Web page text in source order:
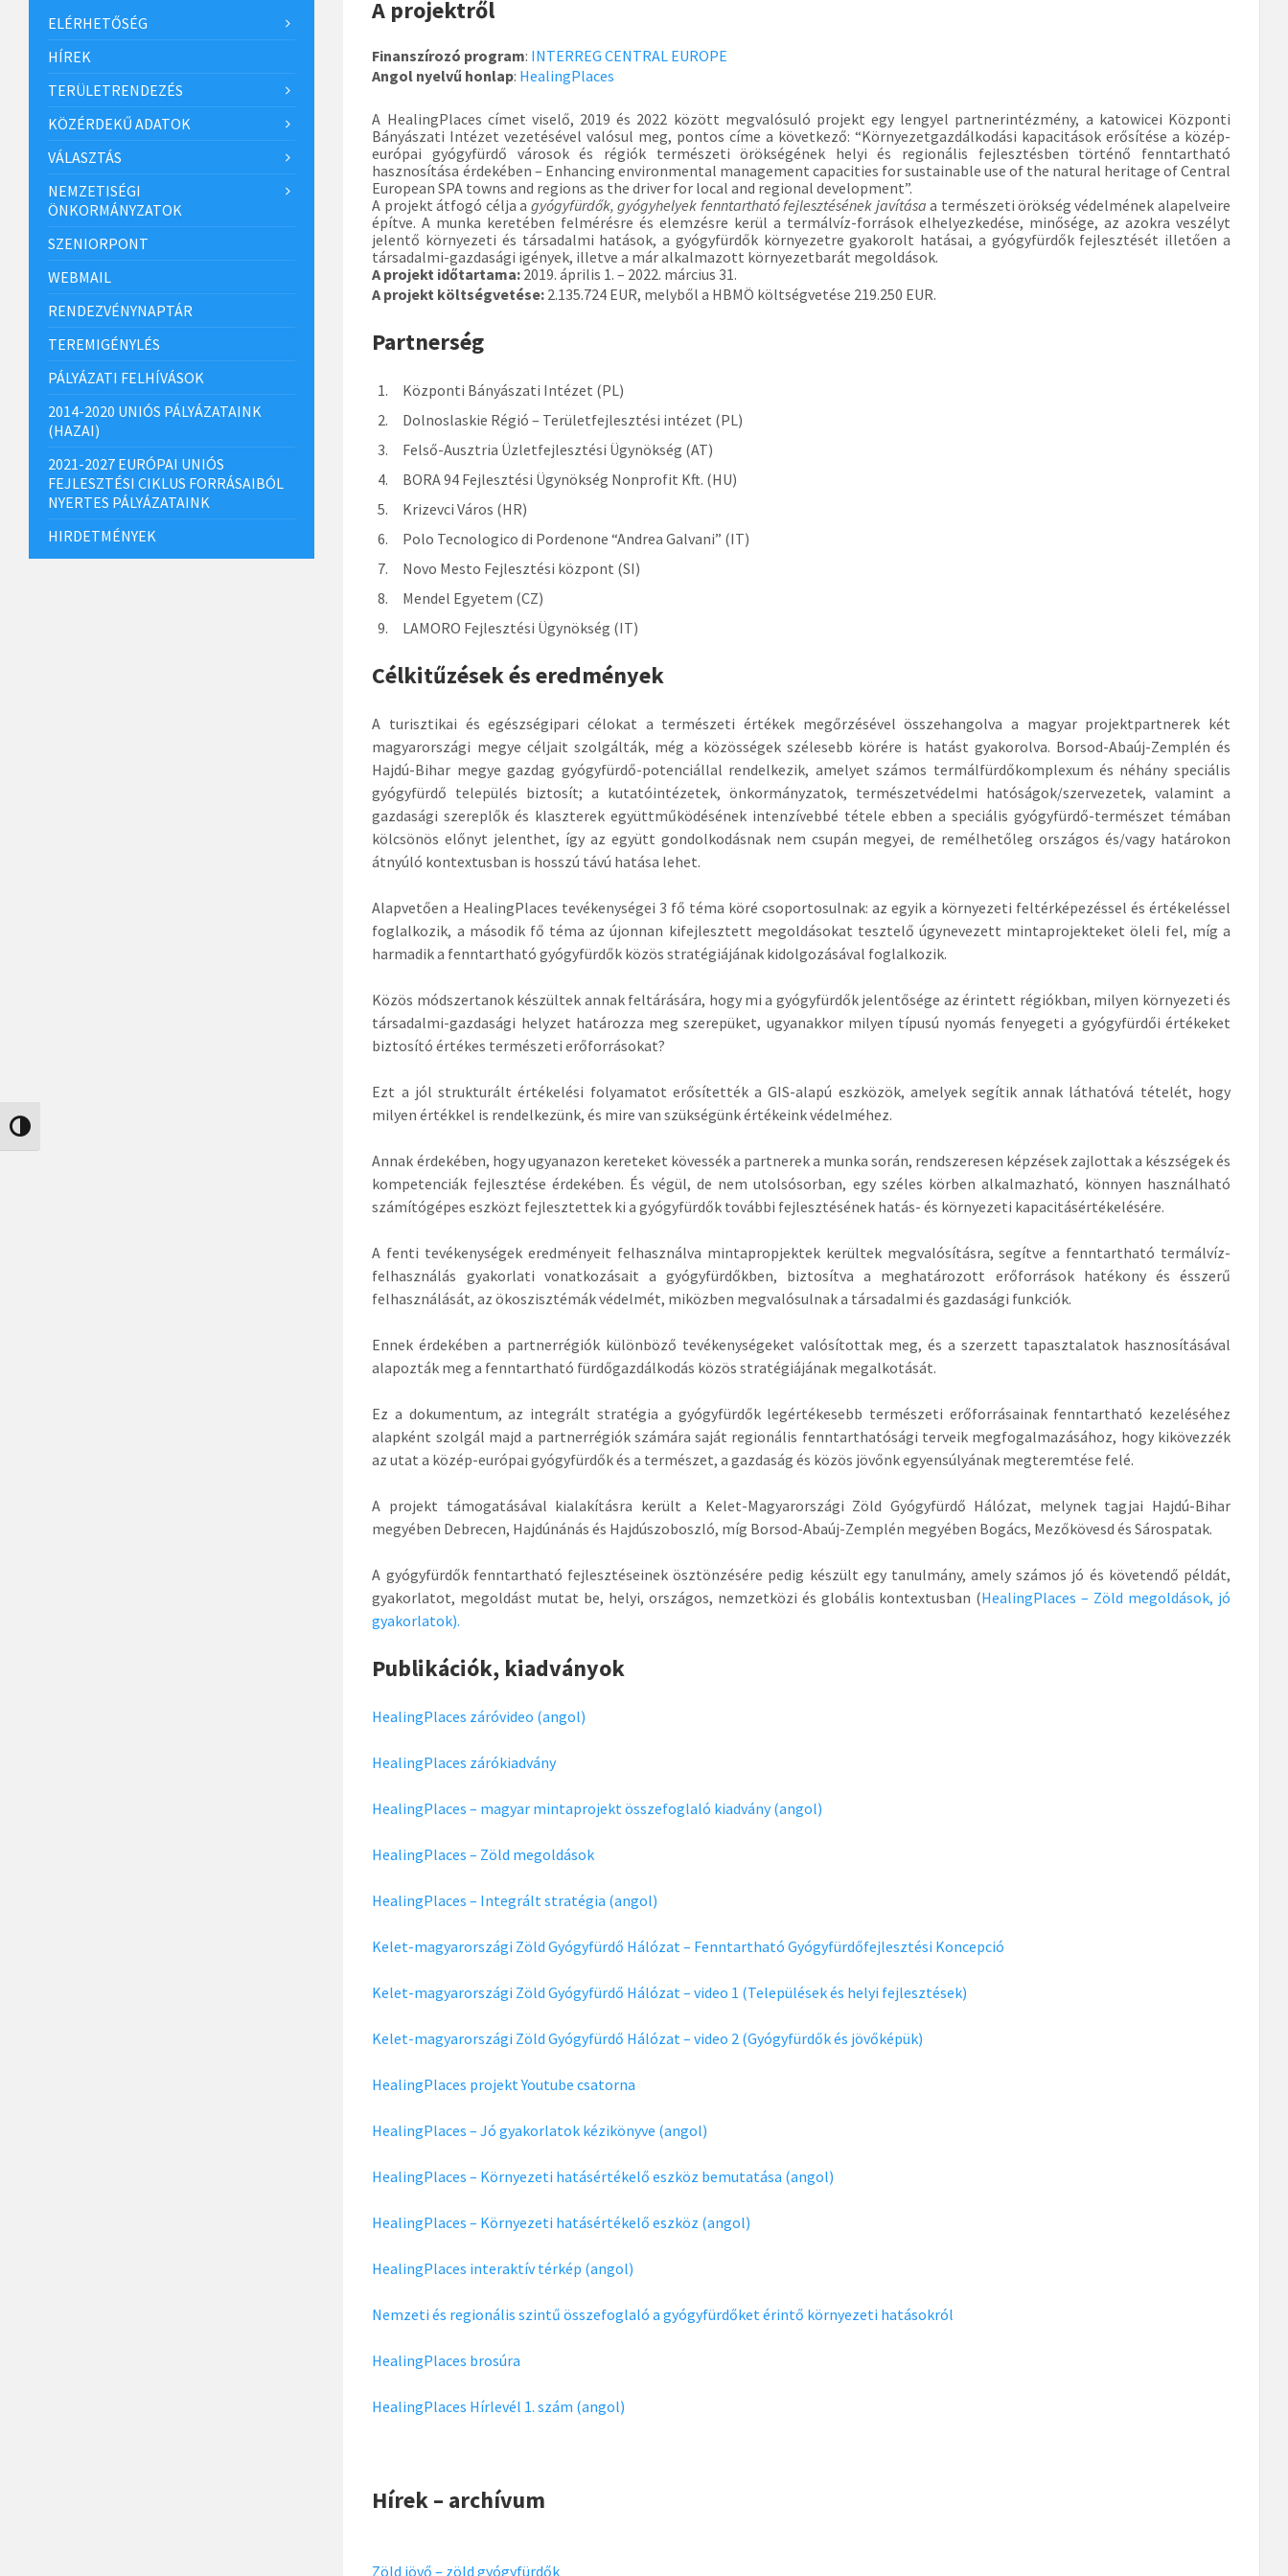
Nagy kontraszt váltása
A projektről
Finanszírozó program: INTERREG CENTRAL EUROPE
Angol nyelvű honlap: HealingPlaces
A HealingPlaces címet viselő, 2019 és 2022 között megvalósuló projekt egy lengyel partnerintézmény, a katowicei Központi
Bányászati Intézet vezetésével valósul meg, pontos címe a következő: “Környezetgazdálkodási kapacitások erősítése a közép-
európai gyógyfürdő városok és régiók természeti örökségének helyi és regionális fejlesztésben történő fenntartható
hasznosítása érdekében – Enhancing environmental management capacities for sustainable use of the natural heritage of Central
European SPA towns and regions as the driver for local and regional development”.
A projekt átfogó célja a gyógyfürdők, gyógyhelyek fenntartható fejlesztésének javítása a természeti örökség védelmének alapelveire
építve. A munka keretében felmérésre és elemzésre kerül a termálvíz-források elhelyezkedése, minősége, az azokra veszélyt
jelentő környezeti és társadalmi hatások, a gyógyfürdők környezetre gyakorolt hatásai, a gyógyfürdők fejlesztését illetően a
társadalmi-gazdasági igények, illetve a már alkalmazott környezetbarát megoldások.
A projekt időtartama: 2019. április 1. – 2022. március 31.
A projekt költségvetése: 2.135.724 EUR, melyből a HBMÖ költségvetése 219.250 EUR.
Partnerség
Központi Bányászati Intézet (PL)
Dolnoslaskie Régió – Területfejlesztési intézet (PL)
Felső-Ausztria Üzletfejlesztési Ügynökség (AT)
BORA 94 Fejlesztési Ügynökség Nonprofit Kft. (HU)
Krizevci Város (HR)
Polo Tecnologico di Pordenone “Andrea Galvani” (IT)
Novo Mesto Fejlesztési központ (SI)
Mendel Egyetem (CZ)
LAMORO Fejlesztési Ügynökség (IT)
Célkitűzések és eredmények
A turisztikai és egészségipari célokat a természeti értékek megőrzésével összehangolva a magyar projektpartnerek két
magyarországi megye céljait szolgálták, még a közösségek szélesebb körére is hatást gyakorolva. Borsod-Abaúj-Zemplén és
Hajdú-Bihar megye gazdag gyógyfürdő-potenciállal rendelkezik, amelyet számos termálfürdőkomplexum és néhány speciális
gyógyfürdő település biztosít; a kutatóintézetek, önkormányzatok, természetvédelmi hatóságok/szervezetek, valamint a
gazdasági szereplők és klaszterek együttműködésének intenzívebbé tétele ebben a speciális gyógyfürdő-természet témában
kölcsönös előnyt jelenthet, így az együtt gondolkodásnak nem csupán megyei, de remélhetőleg országos és/vagy határokon
átnyúló kontextusban is hosszú távú hatása lehet.
Alapvetően a HealingPlaces tevékenységei 3 fő téma köré csoportosulnak: az egyik a környezeti feltérképezéssel és értékeléssel
foglalkozik, a második fő téma az újonnan kifejlesztett megoldásokat tesztelő úgynevezett mintaprojekteket öleli fel, míg a
harmadik a fenntartható gyógyfürdők közös stratégiájának kidolgozásával foglalkozik.
Közös módszertanok készültek annak feltárására, hogy mi a gyógyfürdők jelentősége az érintett régiókban, milyen környezeti és
társadalmi-gazdasági helyzet határozza meg szerepüket, ugyanakkor milyen típusú nyomás fenyegeti a gyógyfürdői értékeket
biztosító értékes természeti erőforrásokat?
Ezt a jól strukturált értékelési folyamatot erősítették a GIS-alapú eszközök, amelyek segítik annak láthatóvá tételét, hogy
milyen értékkel is rendelkezünk, és mire van szükségünk értékeink védelméhez.
Annak érdekében, hogy ugyanazon kereteket kövessék a partnerek a munka során, rendszeresen képzések zajlottak a készségek és
kompetenciák fejlesztése érdekében. És végül, de nem utolsósorban, egy széles körben alkalmazható, könnyen használható
számítógépes eszközt fejlesztettek ki a gyógyfürdők további fejlesztésének hatás- és környezeti kapacitásértékelésére.
A fenti tevékenységek eredményeit felhasználva mintapropjektek kerültek megvalósításra, segítve a fenntartható termálvíz-
felhasználás gyakorlati vonatkozásait a gyógyfürdőkben, biztosítva a meghatározott erőforrások hatékony és ésszerű
felhasználását, az ökoszisztémák védelmét, miközben megvalósulnak a társadalmi és gazdasági funkciók.
Ennek érdekében a partnerrégiók különböző tevékenységeket valósítottak meg, és a szerzett tapasztalatok hasznosításával
alapozták meg a fenntartható fürdőgazdálkodás közös stratégiájának megalkotását.
Ez a dokumentum, az integrált stratégia a gyógyfürdők legértékesebb természeti erőforrásainak fenntartható kezeléséhez
alapként szolgál majd a partnerrégiók számára saját regionális fenntarthatósági terveik megfogalmazásához, hogy kikövezzék
az utat a közép-európai gyógyfürdők és a természet, a gazdaság és közös jövőnk egyensúlyának megteremtése felé.
A projekt támogatásával kialakításra került a Kelet-Magyarországi Zöld Gyógyfürdő Hálózat, melynek tagjai Hajdú-Bihar
megyében Debrecen, Hajdúnánás és Hajdúszoboszló, míg Borsod-Abaúj-Zemplén megyében Bogács, Mezőkövesd és Sárospatak.
A gyógyfürdők fenntartható fejlesztéseinek ösztönzésére pedig készült egy tanulmány, amely számos jó és követendő példát,
gyakorlatot, megoldást mutat be, helyi, országos, nemzetközi és globális kontextusban (HealingPlaces – Zöld megoldások, jó
gyakorlatok).
Publikációk, kiadványok
HealingPlaces záróvideo (angol)
HealingPlaces zárókiadvány
HealingPlaces – magyar mintaprojekt összefoglaló kiadvány (angol)
HealingPlaces – Zöld megoldások
HealingPlaces – Integrált stratégia (angol)
Kelet-magyarországi Zöld Gyógyfürdő Hálózat– Fenntartható Gyógyfürdőfejlesztési Koncepció
Kelet-magyarországi Zöld Gyógyfürdő Hálózat – video 1 (Települések és helyi fejlesztések)
Kelet-magyarországi Zöld Gyógyfürdő Hálózat – video 2 (Gyógyfürdők és jövőképük)
HealingPlaces projekt Youtube csatorna
HealingPlaces – Jó gyakorlatok kézikönyve (angol)
HealingPlaces – Környezeti hatásértékelő eszköz bemutatása (angol)
HealingPlaces – Környezeti hatásértékelő eszköz (angol)
HealingPlaces interaktív térkép (angol)
Nemzeti és regionális szintű összefoglaló a gyógyfürdőket érintő környezeti hatásokról
HealingPlaces brosúra
HealingPlaces Hírlevél 1. szám (angol)
Hírek – archívum
Zöld jövő – zöld gyógyfürdők
ELÉRHETŐSÉG
HÍREK
TERÜLETRENDEZÉS
KÖZÉRDEKŰ ADATOK
VÁLASZTÁS
NEMZETISÉGI
ÖNKORMÁNYZATOK
SZENIORPONT
WEBMAIL
RENDEZVÉNYNAPTÁR
TEREMIGÉNYLÉS
PÁLYÁZATI FELHÍVÁSOK
2014-2020 UNIÓS PÁLYÁZATAINK
(HAZAI)
2021-2027 EURÓPAI UNIÓS
FEJLESZTÉSI CIKLUS FORRÁSAIBÓL
NYERTES PÁLYÁZATAINK
HIRDETMÉNYEK